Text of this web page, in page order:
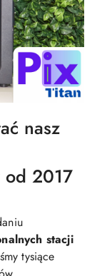
nasz
od 2017
stacji
tysiące